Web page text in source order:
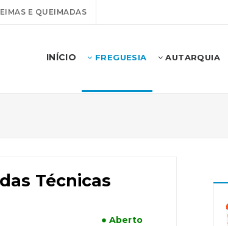
E QUEIMADAS
INÍCIO FREGUESIA AUTARQUIA
Técnicas
● Aberto